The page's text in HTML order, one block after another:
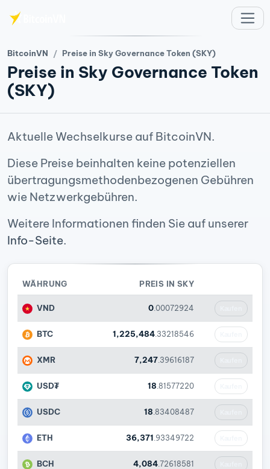
BitcoinVN Preise in Sky Governance Token (SKY)
Preise in Sky Governance Token
(SKY)
Aktuelle Wechselkurse auf BitcoinVN.
Diese Preise beinhalten keine potenziellen
übertragungsmethodenbezogenen Gebühren
wie Netzwerkgebühren.
Weitere Informationen finden Sie auf unserer
Info-Seite.
WÄHRUNG PREIS IN SKY
VND 0 .00072924
BTC 1,225,484 .33218546
XMR 7,247 .39616187
USD₮ 18 .81577220
USDC 18 .83408487
ETH 36,371 .93349722
BCH 4,084 .72618581